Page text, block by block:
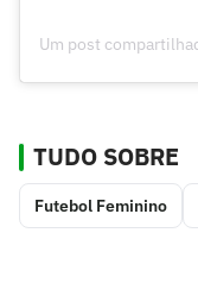
TUDO SOBRE
Futebol Feminino